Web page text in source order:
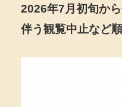
2026年7月初旬か
伴う観覧中止など